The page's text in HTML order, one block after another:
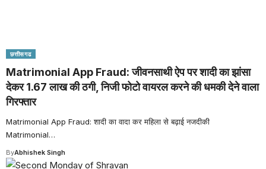
छत्तीसगढ
Matrimonial App Fraud: जीवनसाथी ऐप पर शादी का झांसा
देकर 1.67 लाख की ठगी, निजी फोटो वायरल करने की धमकी देने वाला
गिरफ्तार
Matrimonial App Fraud: शादी का वादा कर महिला से बढ़ाई नजदीकी
Matrimonial…
ByAbhishek Singh